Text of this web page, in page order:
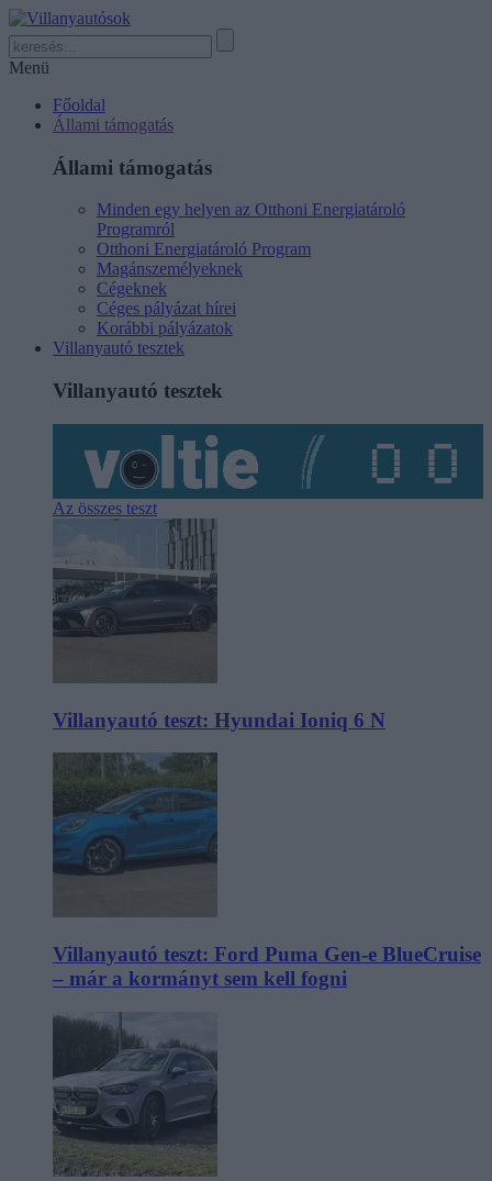
Menü
Főoldal
Állami támogatás
Állami támogatás
Minden egy helyen az Otthoni Energiatároló
Programról
Otthoni Energiatároló Program
Magánszemélyeknek
Cégeknek
Céges pályázat hírei
Korábbi pályázatok
Villanyautó tesztek
Villanyautó tesztek
Az összes teszt
Villanyautó teszt: Hyundai Ioniq 6 N
Villanyautó teszt: Ford Puma Gen-e BlueCruise
– már a kormányt sem kell fogni